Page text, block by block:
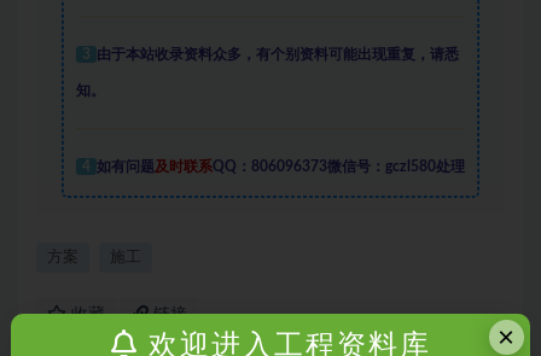
3 由于本站收录资料众多，有个别资料可能出现重复，请悉
知。
4 如有问题及时联系QQ：806096373微信号：gczl580处理
方案 施工
收藏 链接
×
欢迎进入工程资料库